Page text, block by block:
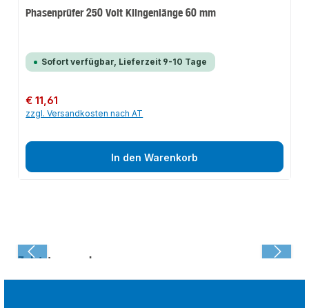
Phasenprüfer 250 Volt Klingenlänge 60 mm
Sofort verfügbar, Lieferzeit 9-10 Tage
Regulärer Preis:
€ 11,61
zzgl. Versandkosten nach AT
In den Warenkorb
Zuletzt angesehen: